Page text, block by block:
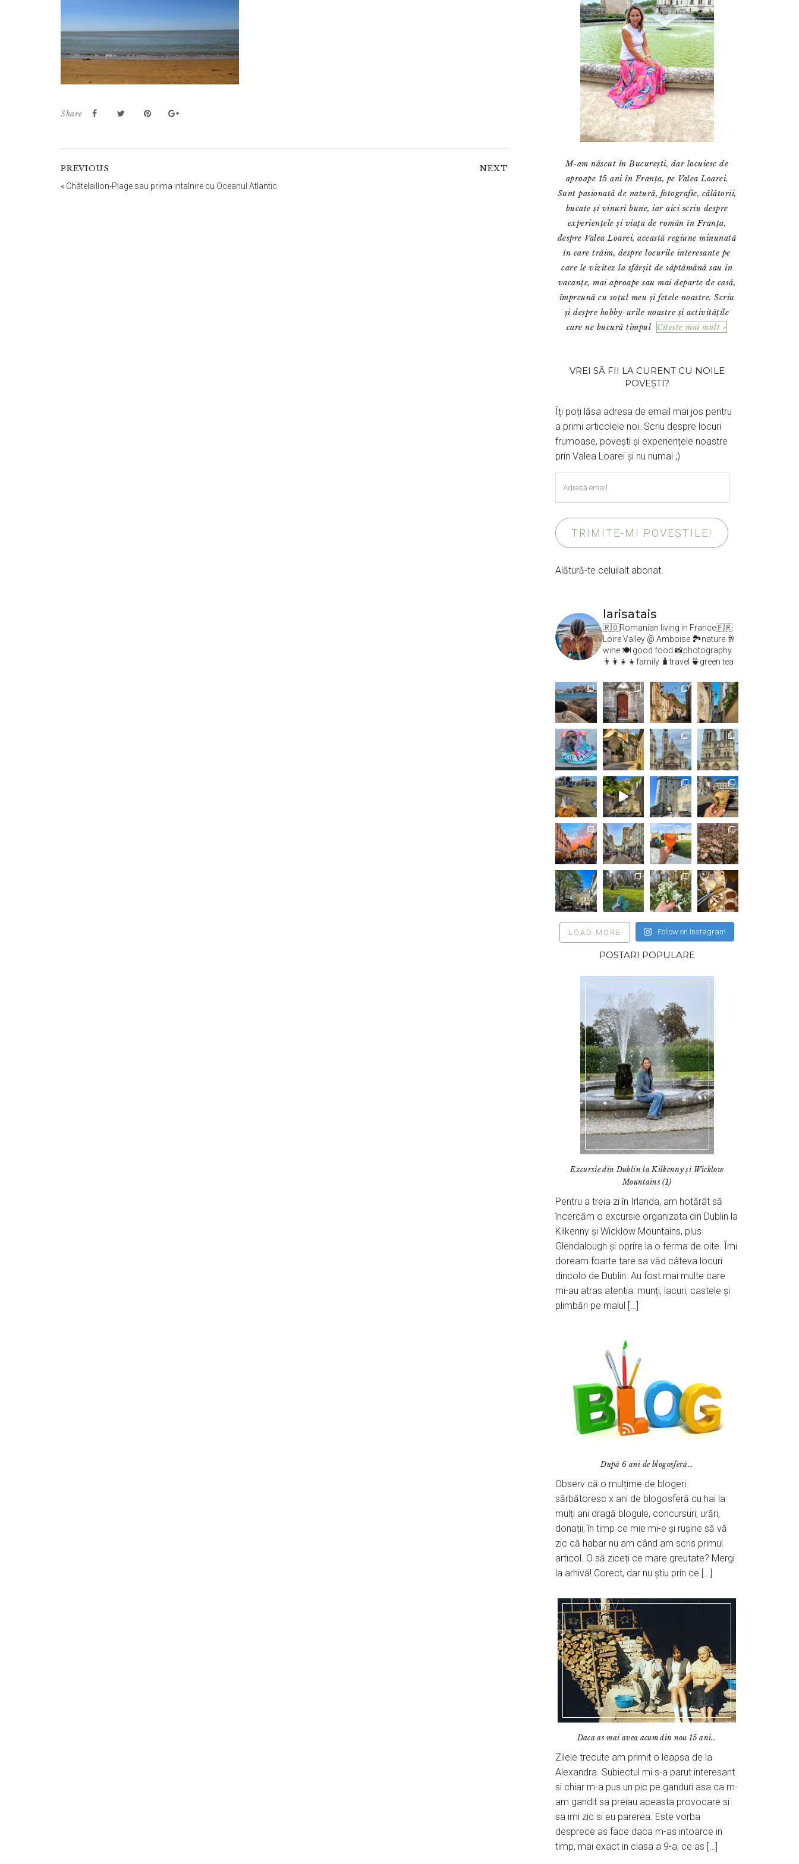
Share
PREVIOUS
« Châtelaillon-Plage sau prima intalnire cu Oceanul Atlantic
NEXT
M-am născut în București, dar locuiesc de
aproape 15 ani în Franța, pe Valea Loarei.
Sunt pasionată de natură, fotografie, călătorii,
bucate și vinuri bune, iar aici scriu despre
experiențele și viața de român în Franța,
despre Valea Loarei, această regiune minunată
în care trăim, despre locurile interesante pe
care le vizitez la sfârșit de săptămână sau în
vacanțe, mai aproape sau mai departe de casă,
împreună cu soțul meu și fetele noastre. Scriu
și despre hobby-urile noastre și activitățile
care ne bucură timpul Citeste mai mult »
VREI SĂ FII LA CURENT CU NOILE
POVEȘTI?
Îți poți lăsa adresa de email mai jos pentru
a primi articolele noi. Scriu despre locuri
frumoase, povești și experiențele noastre
prin Valea Loarei și nu numai ;)
email
TRIMITE-MI POVEȘTILE!
Alătură-te celuilalt abonat.
larisatais
🇷🇴Romanian living in France🇫🇷
Loire Valley @ Amboise 🏞️nature 🥂
wine 🍽 good food 📸photography
👨‍👩‍👧‍👧family 🧳travel 🍵green tea
LOAD MORE Follow on Instagram
POSTARI POPULARE
Excursie din Dublin la Kilkenny și Wicklow
Mountains (1)
Pentru a treia zi în Irlanda, am hotărât să
încercăm o excursie organizata din Dublin la
Kilkenny și Wicklow Mountains, plus
Glendalough și oprire la o ferma de oite. Îmi
doream foarte tare sa văd câteva locuri
dincolo de Dublin. Au fost mai multe care
mi-au atras atentia: munți, lacuri, castele și
plimbări pe malul […]
După 6 ani de blogosferă…
Observ că o mulțime de blogeri
sărbătoresc x ani de blogosferă cu hai la
mulți ani dragă blogule, concursuri, urări,
donații, în timp ce mie mi-e și rușine să vă
zic că habar nu am când am scris primul
articol. O să ziceți ce mare greutate? Mergi
la arhivă! Corect, dar nu știu prin ce […]
Daca as mai avea acum din nou 15 ani…
Zilele trecute am primit o leapsa de la
Alexandra. Subiectul mi s-a parut interesant
si chiar m-a pus un pic pe ganduri asa ca m-
am gandit sa preiau aceasta provocare si
sa imi zic si eu parerea. Este vorba
desprece as face daca m-as intoarce in
timp, mai exact in clasa a 9-a, ce as […]